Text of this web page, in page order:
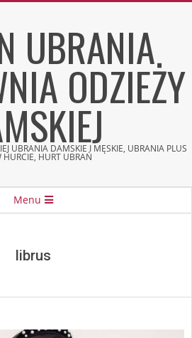
UBRANIA
ODZIEŻY
UBRANIA DAMSKIE I MĘSKIE, UBRANIA PLUS
HURCIE, HURT UBRAŃ
Menu
librus